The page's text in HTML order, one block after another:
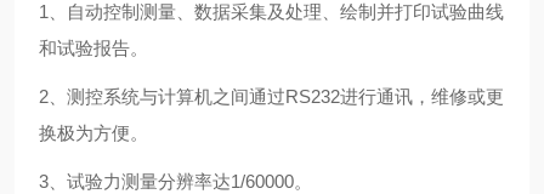
1
、自动控制测量、数据采集及处理、绘制并打印试验曲线
和试验报告。
2 、测控系统与计算机之间通过RS232进行通讯，维修或更
换极为方便。
3 、试验力测量分辨率达1/60000。